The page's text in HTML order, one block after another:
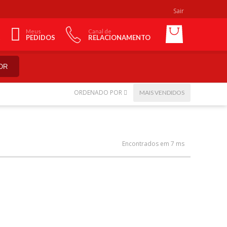
Sair
Meus
PEDIDOS
Canal de
RELACIONAMENTO
ORDENADO POR MAIS VENDIDOS
Encontrados em 7 ms